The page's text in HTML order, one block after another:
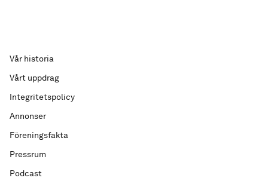
Vår historia
Vårt uppdrag
Integritetspolicy
Annonser
Föreningsfakta
Pressrum
Podcast